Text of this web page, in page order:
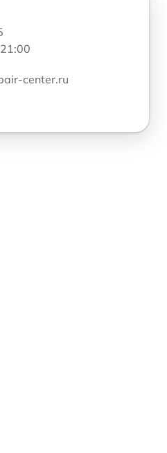
center.ru